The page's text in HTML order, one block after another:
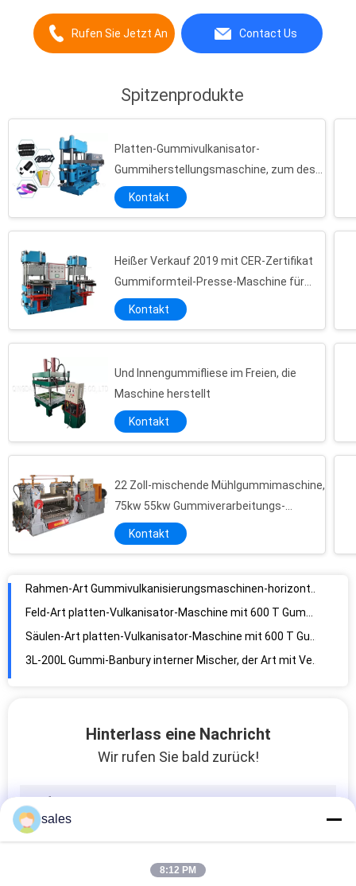
Rufen Sie Jetzt An Contact Us
Spitzenprodukte
Platten-Gummivulkanisator-
Gummiherstellungsmaschine, zum des
Schaum-Teppichs PVCs EVA
herzustellen
Kontakt
Heißer Verkauf 2019 mit CER-Zertifikat
Gummiformteil-Presse-Maschine für
Schuhe eine Presse der Station zwei
nach USA
Kontakt
Und Innengummifliese im Freien, die
Maschine herstellt
Kontakt
22 Zoll-mischende Mühlgummimaschine,
75kw 55kw Gummiverarbeitungs-
Maschinerie
Kontakt
3L-200L Gummi-Banbury interner Mischer, der Art mit Verriegelungs-Schutz kippt
Gummimaschine des kneter-35L, interner Gummimischer kein undichter Korrosions-Beweis
Hohe leistungsfähige mischende Gummikneter-Maschine mit CER Zertifikat X N-35X30
Gummiplastik und Gummi 185KW Banbury maschinen-3L-200L, die Ausrüstung zusammensetzt
Hinterlass eine Nachricht
Wir rufen Sie bald zurück!
sales
8:12 PM